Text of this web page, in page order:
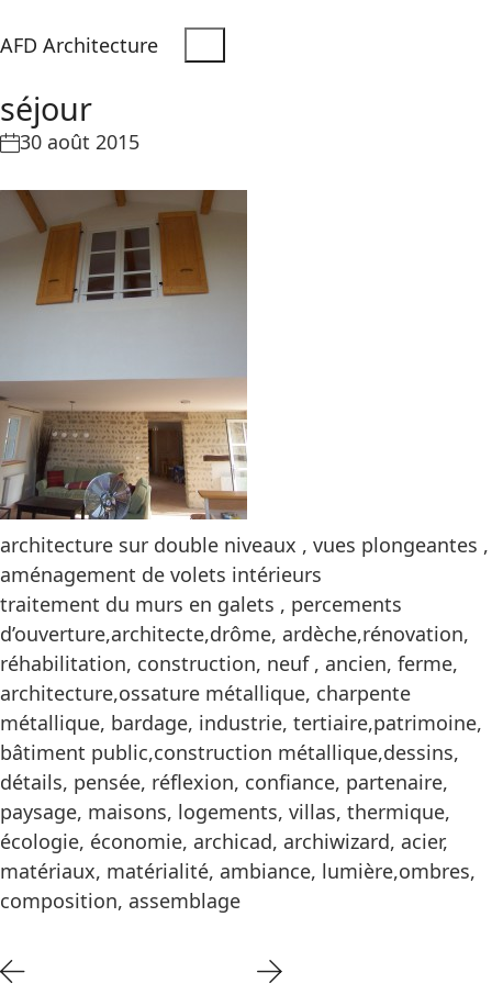
AFD Architecture
séjour
30 août 2015
architecture sur double niveaux , vues plongeantes ,
aménagement de volets intérieurs
traitement du murs en galets , percements
d’ouverture,architecte,drôme, ardèche,rénovation,
réhabilitation, construction, neuf , ancien, ferme,
architecture,ossature métallique, charpente
métallique, bardage, industrie, tertiaire,patrimoine,
bâtiment public,construction métallique,dessins,
détails, pensée, réflexion, confiance, partenaire,
paysage, maisons, logements, villas, thermique,
écologie, économie, archicad, archiwizard, acier,
matériaux, matérialité, ambiance, lumière,ombres,
composition, assemblage